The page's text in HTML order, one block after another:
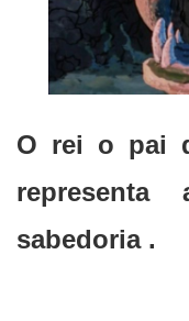
O rei o pai
sabedoria .